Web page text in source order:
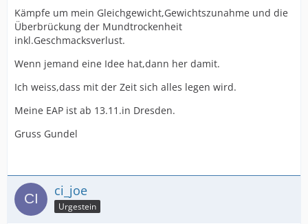
Kämpfe um mein Gleichgewicht,Gewichtszunahme und die
Überbrückung der Mundtrockenheit
inkl.Geschmacksverlust.
Wenn jemand eine Idee hat,dann her damit.
Ich weiss,dass mit der Zeit sich alles legen wird.
Meine EAP ist ab 13.11.in Dresden.
Gruss Gundel
ci_joe
Urgestein